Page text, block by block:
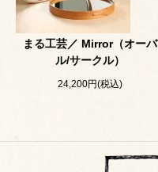
まる工芸／ Mirror（オーバ
ル/サークル）
24,200円(税込)